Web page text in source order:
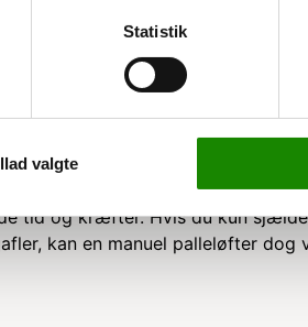
Statistik
valgte
i brug hver dag. Til kortere
drift kræver større
lang levetid. For kontinuerlig drift
overveje, om den elektriske
tid og kræfter. Hvis du kun
kan en manuel palleløfter dog